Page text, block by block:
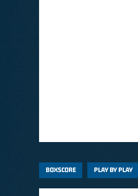
BOXSCORE PLAY BY PLAY